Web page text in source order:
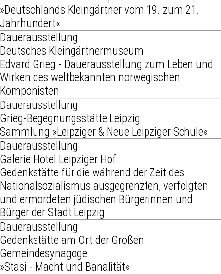
»Deutschlands Kleingärtner vom 19. zum 21.
Jahrhundert«
Dauerausstellung
Deutsches Kleingärtnermuseum
Edvard Grieg - Dauerausstellung zum Leben und
Wirken des weltbekannten norwegischen
Komponisten
Dauerausstellung
Grieg-Begegnungsstätte Leipzig
Sammlung »Leipziger & Neue Leipziger Schule«
Dauerausstellung
Galerie Hotel Leipziger Hof
Gedenkstätte für die während der Zeit des
Nationalsozialismus ausgegrenzten, verfolgten
und ermordeten jüdischen Bürgerinnen und
Bürger der Stadt Leipzig
Dauerausstellung
Gedenkstätte am Ort der Großen
Gemeindesynagoge
»Stasi - Macht und Banalität«